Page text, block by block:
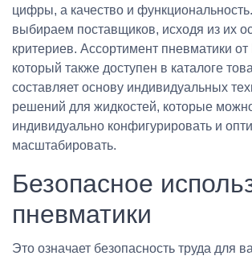
цифры, а качество и
выбираем поставщиков, исходя из их
критериев. Ассортимент пневматики
который также доступен в каталоге
составляет основу индивидуальных
решений для жидкостей, которые
индивидуально конфигурировать и
масштабировать.
Безопасное
пневматики
Это означает безопасность труда для